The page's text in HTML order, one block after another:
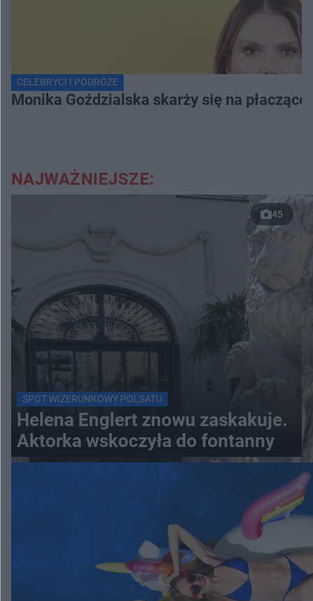
CELEBRYCI I PODRÓŻE
Monika Goździalska skarży się na
NAJWAŻNIEJSZE:
45
SPOT WIZERUNKOWY POLSATU
Helena Englert znowu zaskakuje.
Aktorka wskoczyła do fontanny